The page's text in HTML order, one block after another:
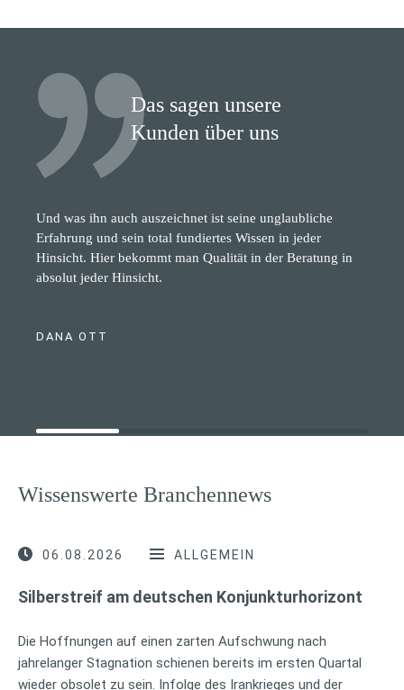
Das sagen unsere
Kunden über uns
Und was ihn auch auszeichnet ist seine unglaubliche
Erfahrung und sein total fundiertes Wissen in jeder
Hinsicht. Hier bekommt man Qualität in der Beratung in
absolut jeder Hinsicht.
DANA OTT
Wissenswerte Branchennews
06.08.2026 ALLGEMEIN
Silberstreif am deutschen Konjunkturhorizont
Die Hoffnungen auf einen zarten Aufschwung nach
jahrelanger Stagnation schienen bereits im ersten Quartal
wieder obsolet zu sein. Infolge des Irankrieges und der